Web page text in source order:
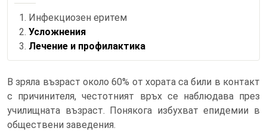
Инфекциозен еритем
Усложнения
Лечение и профилактика
В зряла възраст около 60% от хората са били в контакт
с причинителя, честотният връх се наблюдава през
училищната възраст. Понякога избухват епидемии в
обществени заведения.